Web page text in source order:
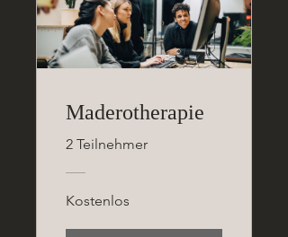
Maderotherapie
2 Teilnehmer
Kostenlos